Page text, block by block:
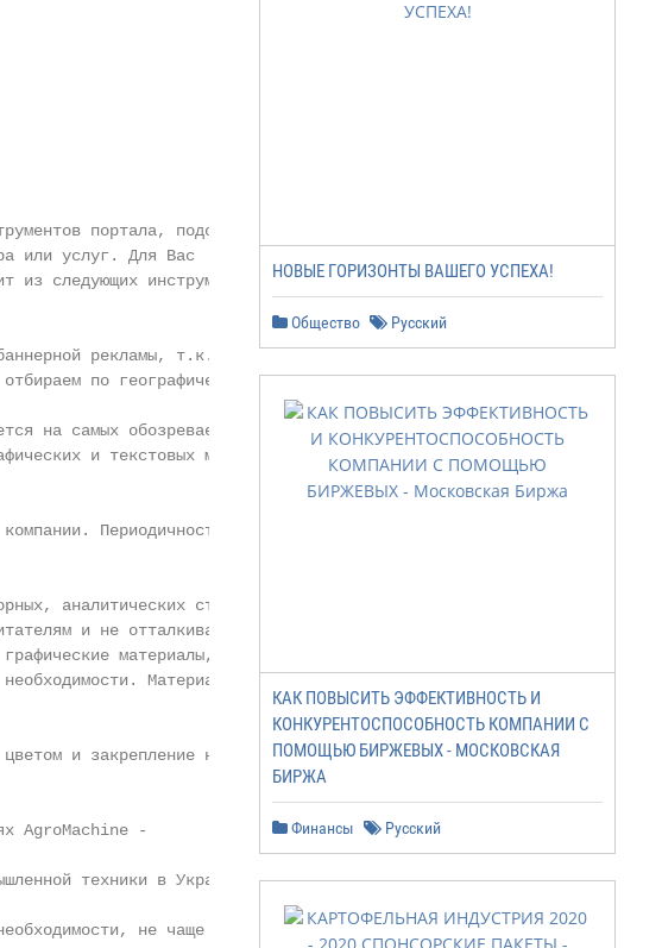
портала, подобранных
или услуг. Для Вас
из следующих инструментов:
рекламы, т.к. она
по географическому,
на самых обозреваемых и
и текстовых материалов)
Периодичность: не чаще 1
аналитических статей о
и не отталкивает прямым
материалы, таблицы,
Материал готовится
и закрепление на верхних
AgroMachine -
техники в Украине.
не чаще одного раза в
НОВЫЕ ГОРИЗОНТЫ ВАШЕГО УСПЕХА!
Общество Русский
КАК ПОВЫСИТЬ ЭФФЕКТИВНОСТЬ И
КОНКУРЕНТОСПОСОБНОСТЬ КОМПАНИИ С
ПОМОЩЬЮ БИРЖЕВЫХ - МОСКОВСКАЯ
БИРЖА
Финансы Русский